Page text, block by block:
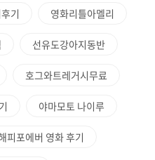
기 영화리틀아멜리
선유도강아지동반
호그와트레거시무료
야마모토 나이루
피포에버 영화 후기